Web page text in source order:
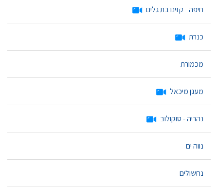
חיפה - קזינו בת גלים
כנרת
מכמורת
מעגן מיכאל
נהריה - סוקולוב
נווה ים
נחשולים